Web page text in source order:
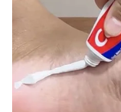
VAGA